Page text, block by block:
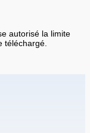
autorisé la limite
téléchargé.